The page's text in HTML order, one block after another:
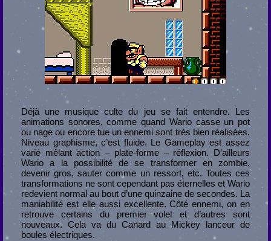
Déjà une musique culte du jeu se fait entendre. Les
animations sonores, comme quand Wario casse un pot
ou nage ou encore tue un ennemi sont très bien réalisées.
Niveau graphisme, c’est fluide. Le Gameplay est assez
varié mêlant action – plate-forme – réflexion. D’ailleurs
Wario a la possibilité de se transformer en zombie,
devenir gros, sauter comme un ressort, etc. Toutes ces
transformations ne sont cependant pas éternelles et Wario
redevient normal au bout d’une quinzaine de secondes. La
maniabilité est elle aussi excellente. Côté ennemi, on en
retrouve certains du premier volet et d’autres sont
nouveaux. Cela va du Canard au Mickey lanceur de
boules électriques.